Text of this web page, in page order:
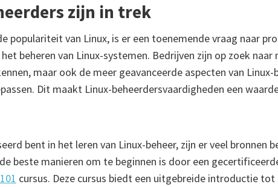
zijn in trek
populariteit van Linux, is er een toenemende vraag naar
beheren van Linux-systemen. Bedrijven zijn op zoek naar
maar ook de meer geavanceerde aspecten van Linux-
Dit maakt Linux-beheerdersvaardigheden een
bent in het leren van Linux-beheer, zijn er veel bronnen
de beste manieren om te beginnen is door een
cursus. Deze cursus biedt een uitgebreide introductie tot